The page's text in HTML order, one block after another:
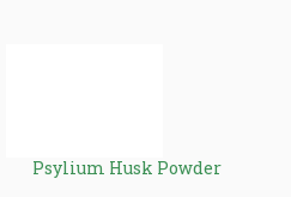
Psylium Husk Powder